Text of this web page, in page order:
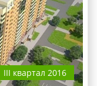
III квартал 2016